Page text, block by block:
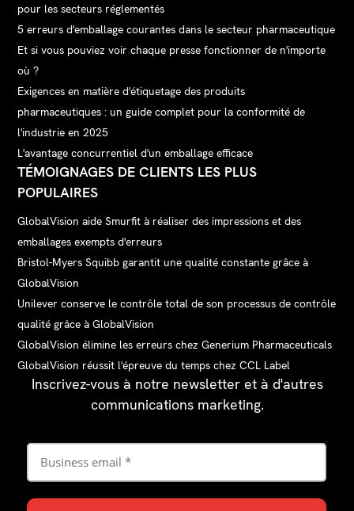
pour les secteurs réglementés
5 erreurs d'emballage courantes dans le secteur pharmaceutique
Et si vous pouviez voir chaque presse fonctionner de n'importe
où ?
Exigences en matière d'étiquetage des produits
pharmaceutiques : un guide complet pour la conformité de
l'industrie en 2025
L'avantage concurrentiel d'un emballage efficace
TÉMOIGNAGES DE CLIENTS LES PLUS
POPULAIRES
GlobalVision aide Smurfit à réaliser des impressions et des
emballages exempts d'erreurs
Bristol-Myers Squibb garantit une qualité constante grâce à
GlobalVision
Unilever conserve le contrôle total de son processus de contrôle
qualité grâce à GlobalVision
GlobalVision élimine les erreurs chez Generium Pharmaceuticals
GlobalVision réussit l'épreuve du temps chez CCL Label
Inscrivez-vous à notre newsletter et à d'autres
communications marketing.